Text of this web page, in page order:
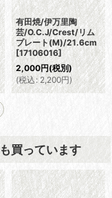
有田焼/伊万里陶
芸/O.C.J/Crest/リム
プレート(M)/21.6cm
[17106016]
2,000円(税別)
(税込 : 2,200円)
買っています